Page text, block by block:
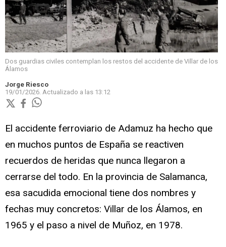
Dos guardias civiles contemplan los restos del accidente de Villar de los
Álamos
Jorge Riesco
19/01/2026. Actualizado a las 13:12
El accidente ferroviario de Adamuz ha hecho que
en muchos puntos de España se reactiven
recuerdos de heridas que nunca llegaron a
cerrarse del todo. En la provincia de Salamanca,
esa sacudida emocional tiene dos nombres y
fechas muy concretos: Villar de los Álamos, en
1965 y el paso a nivel de Muñoz, en 1978.